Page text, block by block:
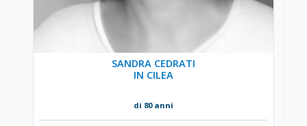
SANDRA CEDRATI
IN CILEA
di 80 anni